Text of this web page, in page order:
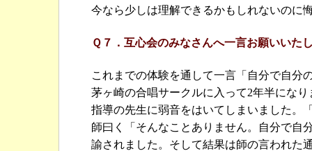
今なら少しは理解できるかもしれないのに
Ｑ７．互心会のみなさんへ一言お願いいた
これまでの体験を通して一言「自分で自分
茅ヶ崎の合唱サークルに入って2年半にな
指導の先生に弱音をはいてしまいました。
師曰く「そんなことありません。自分で自
諭されました。そして結果は師の言われた